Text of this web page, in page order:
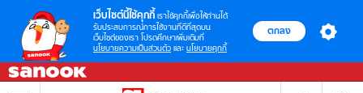
เว็บไซต์นี้ใช้คุกกี้ เราใช้คุกกี้เพื่อให้ท่านได้
รับประสบการณ์การใช้งานที่ดีที่สุดบน
เว็บไซต์ของเรา โปรดศึกษาเพิ่มเติมที่
นโยบายความเป็นส่วนตัว และ นโยบายคุกกี้
ตกลง